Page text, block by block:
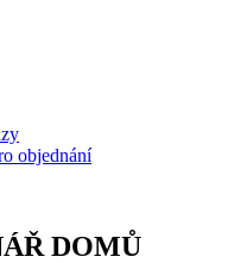
objednání
DOMŮ